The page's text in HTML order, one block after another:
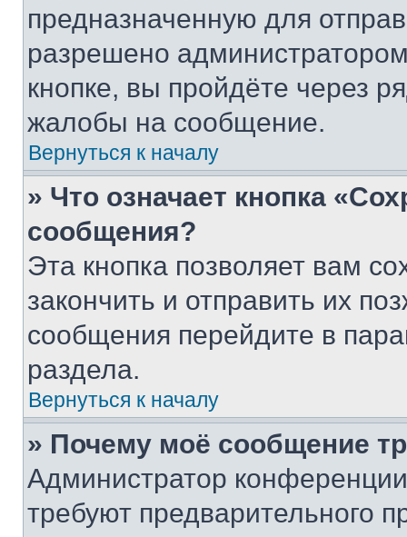
предназначенную для
разрешено
кнопке, вы пройдёте через
жалобы на сообщение.
Вернуться к началу
» Что означает кнопка
сообщения?
Эта кнопка позволяет вам
закончить и отправить их
сообщения перейдите в
раздела.
Вернуться к началу
» Почему моё сообщение
Администратор
требуют предварительного